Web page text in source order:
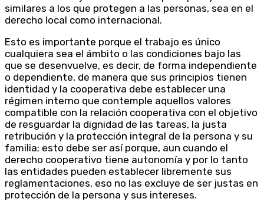
similares a los que protegen a las personas, sea en el
derecho local como internacional.
Esto es importante porque el trabajo es único
cualquiera sea el ámbito o las condiciones bajo las
que se desenvuelve, es decir, de forma independiente
o dependiente, de manera que sus principios tienen
identidad y la cooperativa debe establecer una
régimen interno que contemple aquellos valores
compatible con la relación cooperativa con el objetivo
de resguardar la dignidad de las tareas, la justa
retribución y la protección integral de la persona y su
familia; esto debe ser así porque, aun cuando el
derecho cooperativo tiene autonomía y por lo tanto
las entidades pueden establecer libremente sus
reglamentaciones, eso no las excluye de ser justas en
protección de la persona y sus intereses.